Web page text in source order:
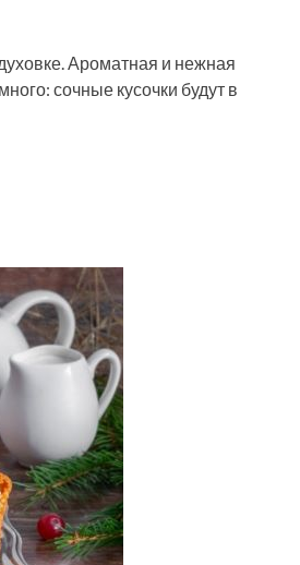
Ароматная и нежная
сочные кусочки будут в